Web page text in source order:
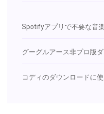
Spotifyアプリで不要な音
グーグルアース非プロ版
コディのダウンロードに